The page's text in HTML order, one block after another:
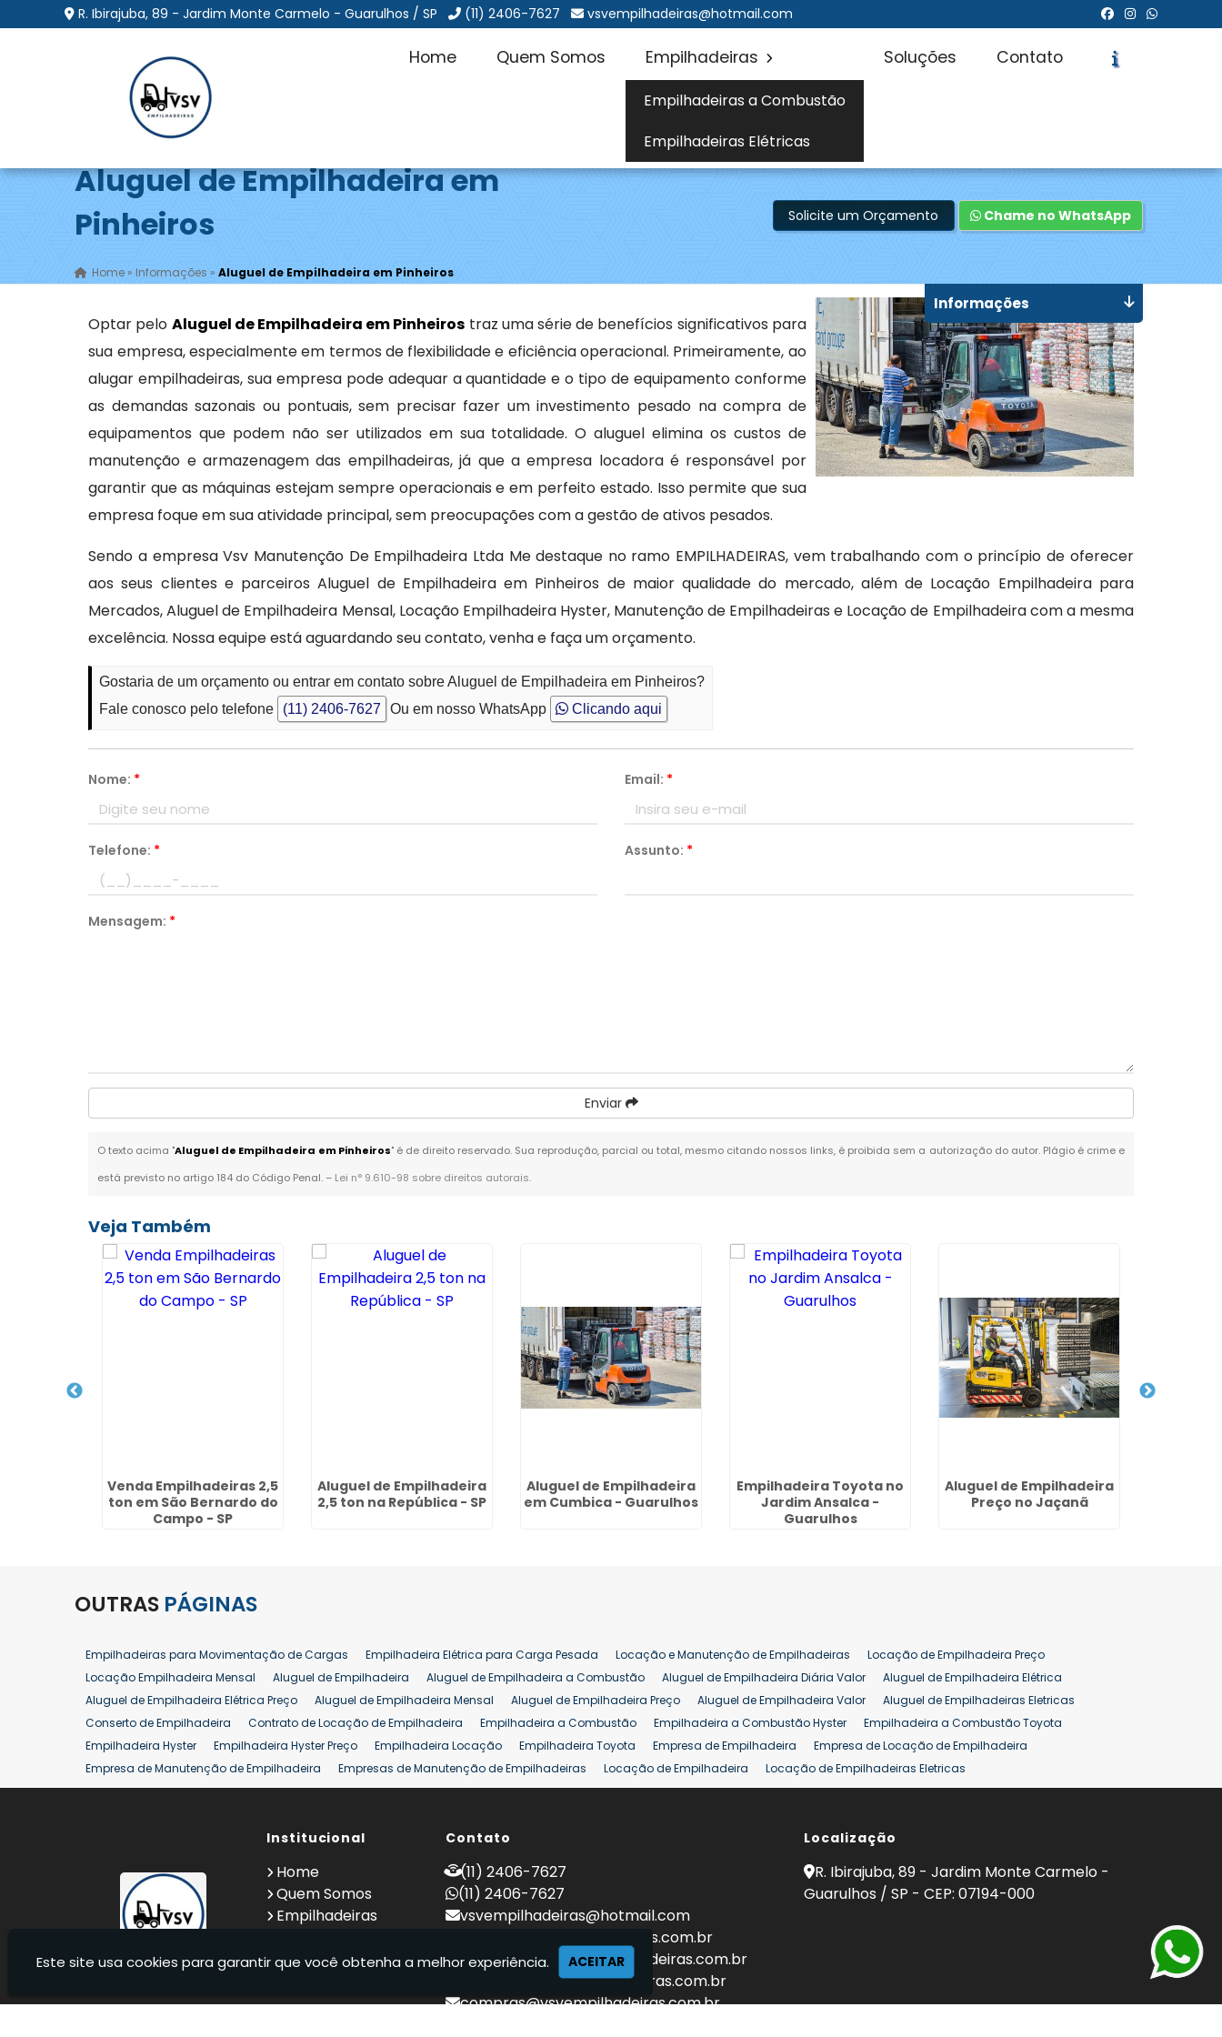
R. Ibirajuba, 89 - Jardim Monte Carmelo - Guarulhos / SP (11) 2406-7627 vsvempilhadeiras@hotmail.com
Home Quem Somos Empilhadeiras
Empilhadeiras a Combustão
Empilhadeiras Elétricas
Soluções Contato
Aluguel de Empilhadeira em
Pinheiros
Home »Informações »Aluguel de Empilhadeira em Pinheiros
Solicite um Orçamento Chame no WhatsApp
Optar pelo Aluguel de Empilhadeira em Pinheiros traz uma série de benefícios significativos para
sua empresa, especialmente em termos de flexibilidade e eficiência operacional. Primeiramente, ao
alugar empilhadeiras, sua empresa pode adequar a quantidade e o tipo de equipamento conforme
as demandas sazonais ou pontuais, sem precisar fazer um investimento pesado na compra de
equipamentos que podem não ser utilizados em sua totalidade. O aluguel elimina os custos de
manutenção e armazenagem das empilhadeiras, já que a empresa locadora é responsável por
garantir que as máquinas estejam sempre operacionais e em perfeito estado. Isso permite que sua
empresa foque em sua atividade principal, sem preocupações com a gestão de ativos pesados.
Sendo a empresa Vsv Manutenção De Empilhadeira Ltda Me destaque no ramo EMPILHADEIRAS, vem trabalhando com o princípio de oferecer
aos seus clientes e parceiros Aluguel de Empilhadeira em Pinheiros de maior qualidade do mercado, além de Locação Empilhadeira para
Mercados, Aluguel de Empilhadeira Mensal, Locação Empilhadeira Hyster, Manutenção de Empilhadeiras e Locação de Empilhadeira com a mesma
excelência. Nossa equipe está aguardando seu contato, venha e faça um orçamento.
Gostaria de um orçamento ou entrar em contato sobre Aluguel de Empilhadeira em Pinheiros?
Fale conosco pelo telefone
(11) 2406-7627 Ou em nosso WhatsApp Clicando aqui
Nome: * Email: *
Telefone: * Assunto: *
Mensagem: *
Enviar
O texto acima "Aluguel de Empilhadeira em Pinheiros" é de direito reservado. Sua reprodução, parcial ou total, mesmo citando nossos links, é proibida sem a autorização do autor. Plágio é crime e
está previsto no artigo 184 do Código Penal. – Lei n° 9.610-98 sobre direitos autorais.
Informações
Veja Também
Venda Empilhadeiras 2,5
ton em São Bernardo do
Campo - SP
Aluguel de Empilhadeira
2,5 ton na República - SP
Aluguel de Empilhadeira
em Cumbica - Guarulhos
Empilhadeira Toyota no
Jardim Ansalca -
Guarulhos
Aluguel de Empilhadeira
Preço no Jaçanã
OUTRAS PÁGINAS
Empilhadeiras para Movimentação de Cargas Empilhadeira Elétrica para Carga Pesada Locação e Manutenção de Empilhadeiras
Locação de Empilhadeira Preço
Locação Empilhadeira Mensal
Aluguel de Empilhadeira Aluguel de Empilhadeira a Combustão Aluguel de Empilhadeira Diária Valor
Aluguel de Empilhadeira Elétrica
Aluguel de Empilhadeira Elétrica Preço
Aluguel de Empilhadeira Mensal Aluguel de Empilhadeira Preço Aluguel de Empilhadeira Valor
Aluguel de Empilhadeiras Eletricas
Conserto de Empilhadeira
Contrato de Locação de Empilhadeira Empilhadeira a Combustão Empilhadeira a Combustão Hyster
Empilhadeira a Combustão Toyota
Empilhadeira Hyster
Empilhadeira Hyster Preço Empilhadeira Locação Empilhadeira Toyota Empresa de Empilhadeira
Empresa de Locação de Empilhadeira
Empresa de Manutenção de Empilhadeira
Empresas de Manutenção de Empilhadeiras Locação de Empilhadeira
Locação de Empilhadeiras Eletricas
Locação Empilhadeira Hyster
Locação Empilhadeira para Hipermercados Locação Empilhadeira para Mercados
Manutenção de Empilhadeiras
Comprar Empilhadeira Comprar Empilhadeira Elétrica Comprar Empilhadeira Hyster
Locação de Empilhadeira 25 ton
Comprar Empilhadeira 25 ton Empilhadeira a Combustão 25 ton Preço de Empilhadeira 25 ton Venda Empilhadeiras 25 ton
Institucional
Home
Quem Somos
Empilhadeiras
Informações
Contato
(11) 2406-7627
(11) 2406-7627
vsvempilhadeiras@hotmail.com
locacao@vsvempilhadeiras.com.br
manutencao@vsvempilhadeiras.com.br
financeiro@vsvempilhadeiras.com.br
compras@vsvempilhadeiras.com.br
Localização
R. Ibirajuba, 89 - Jardim Monte Carmelo -
Guarulhos / SP - CEP: 07194-000
Este site usa cookies para garantir que você obtenha a melhor experiência. ACEITAR